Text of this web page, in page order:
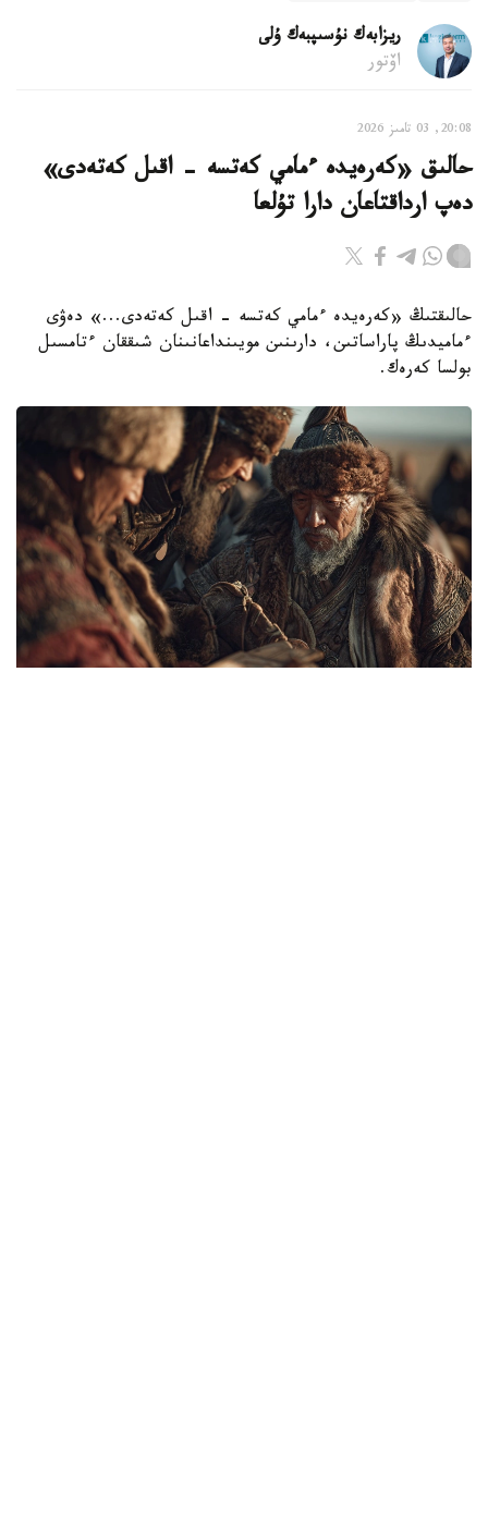
ريزابەك نۇسىپبەك ۇلى
اۆتور
20:08, 03 تامىز 2026
حالىق «كەرەيدە ءمامي كەتسە - اقىل كەتەدى»
دەپ ارداقتاعان دارا تۇلعا
حالىقتىڭ «كەرەيدە ءمامي كەتسە - اقىل كەتەدى...» دەۋى
ءماميدىڭ پاراساتىن، دارىنىن مويىنداعانىنان شىققان ءتامسىل
بولسا كەرەك.